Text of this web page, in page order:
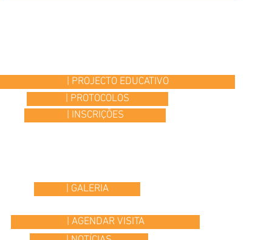
| PROJECTO EDUCATIVO
| PROTOCOLOS
| INSCRIÇÕES
| GALERIA
| AGENDAR VISITA